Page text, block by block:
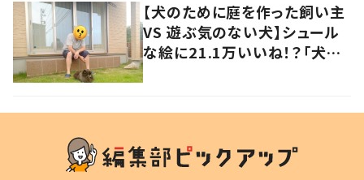
【犬のために庭を作った飼い主
VS 遊ぶ気のない犬】シュール
な絵に21.1万いいね！？「犬の